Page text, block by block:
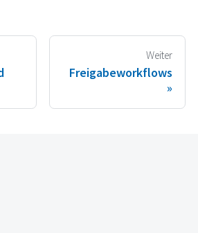
Weiter
Freigabeworkflows